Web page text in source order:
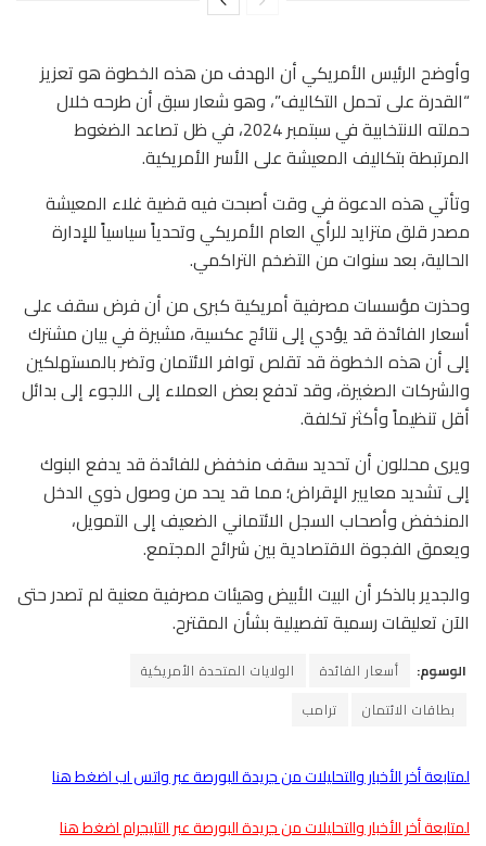
وأوضح الرئيس الأمريكي أن الهدف من هذه الخطوة هو تعزيز
“القدرة على تحمل التكاليف”، وهو شعار سبق أن طرحه خلال
حملته الانتخابية في سبتمبر 2024، في ظل تصاعد الضغوط
المرتبطة بتكاليف المعيشة على الأسر الأمريكية.
وتأتي هذه الدعوة في وقت أصبحت فيه قضية غلاء المعيشة
مصدر قلق متزايد للرأي العام الأمريكي وتحدياً سياسياً للإدارة
الحالية، بعد سنوات من التضخم التراكمي.
وحذرت مؤسسات مصرفية أمريكية كبرى من أن فرض سقف على
أسعار الفائدة قد يؤدي إلى نتائج عكسية، مشيرة في بيان مشترك
إلى أن هذه الخطوة قد تقلص توافر الائتمان وتضر بالمستهلكين
والشركات الصغيرة، وقد تدفع بعض العملاء إلى اللجوء إلى بدائل
أقل تنظيماً وأكثر تكلفة.
ويرى محللون أن تحديد سقف منخفض للفائدة قد يدفع البنوك
إلى تشديد معايير الإقراض؛ مما قد يحد من وصول ذوي الدخل
المنخفض وأصحاب السجل الائتماني الضعيف إلى التمويل،
ويعمق الفجوة الاقتصادية بين شرائح المجتمع.
والجدير بالذكر أن البيت الأبيض وهيئات مصرفية معنية لم تصدر حتى
الآن تعليقات رسمية تفصيلية بشأن المقترح.
الوسوم: أسعار الفائدة
الولايات المتحدة الأمريكية
بطاقات الائتمان
ترامب
لمتابعة أخر الأخبار والتحليلات من جريدة البورصة عبر واتس اب اضغط هنا
لمتابعة أخر الأخبار والتحليلات من جريدة البورصة عبر التليجرام اضغط هنا